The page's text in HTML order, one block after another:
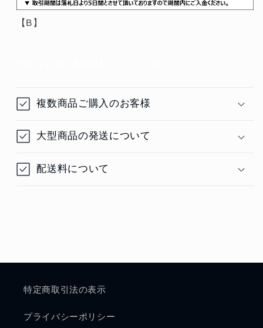
【B】
複数商品ご購入のお客様
大型商品の発送について
配送料について
特定商取引法の表示
プライバシーポリシー